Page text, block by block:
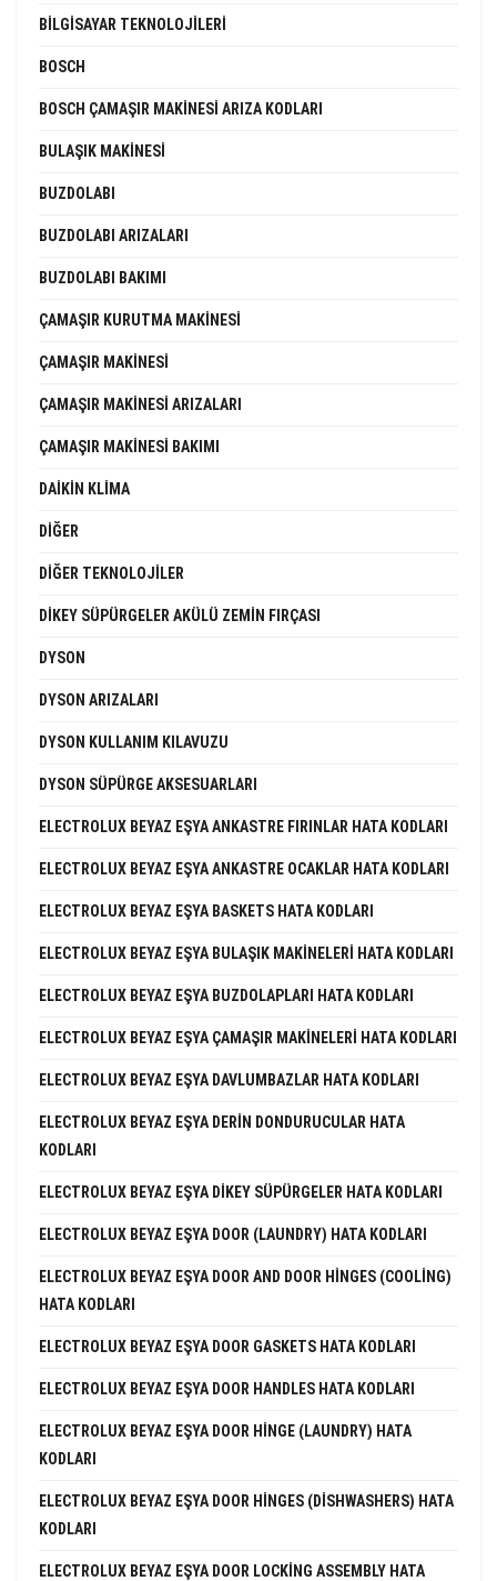
BILGISAYAR TEKNOLOJILERI
BOSCH
BOSCH ÇAMAŞIR MAKINESI ARIZA KODLARI
BULAŞIK MAKINESI
BUZDOLABI
BUZDOLABI ARIZALARI
BUZDOLABI BAKIMI
ÇAMAŞIR KURUTMA MAKINESI
ÇAMAŞIR MAKINESI
ÇAMAŞIR MAKINESI ARIZALARI
ÇAMAŞIR MAKINESI BAKIMI
DAIKIN KLIMA
DIĞER
DIĞER TEKNOLOJILER
DIKEY SÜPÜRGELER AKÜLÜ ZEMIN FIRÇASI
DYSON
DYSON ARIZALARI
DYSON KULLANIM KILAVUZU
DYSON SÜPÜRGE AKSESUARLARI
ELECTROLUX BEYAZ EŞYA ANKASTRE FIRINLAR HATA KODLARI
ELECTROLUX BEYAZ EŞYA ANKASTRE OCAKLAR HATA KODLARI
ELECTROLUX BEYAZ EŞYA BASKETS HATA KODLARI
ELECTROLUX BEYAZ EŞYA BULAŞIK MAKINELERI HATA KODLARI
ELECTROLUX BEYAZ EŞYA BUZDOLAPLARI HATA KODLARI
ELECTROLUX BEYAZ EŞYA ÇAMAŞIR MAKINELERI HATA KODLARI
ELECTROLUX BEYAZ EŞYA DAVLUMBAZLAR HATA KODLARI
ELECTROLUX BEYAZ EŞYA DERIN DONDURUCULAR HATA
KODLARI
ELECTROLUX BEYAZ EŞYA DIKEY SÜPÜRGELER HATA KODLARI
ELECTROLUX BEYAZ EŞYA DOOR (LAUNDRY) HATA KODLARI
ELECTROLUX BEYAZ EŞYA DOOR AND DOOR HINGES (COOLING)
HATA KODLARI
ELECTROLUX BEYAZ EŞYA DOOR GASKETS HATA KODLARI
ELECTROLUX BEYAZ EŞYA DOOR HANDLES HATA KODLARI
ELECTROLUX BEYAZ EŞYA DOOR HINGE (LAUNDRY) HATA
KODLARI
ELECTROLUX BEYAZ EŞYA DOOR HINGES (DISHWASHERS) HATA
KODLARI
ELECTROLUX BEYAZ EŞYA DOOR LOCKING ASSEMBLY HATA